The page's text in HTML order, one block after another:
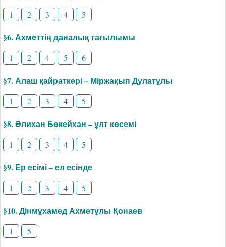
1 2 3 4 5
§6. Ахметтің даналық тағылымы
1 2 4 5 6
§7. Алаш қайраткері – Міржақып Дулатұлы
1 2 3 4 5
§8. Әлихан Бөкейхан – ұлт көсемі
1 2 3 4 5
§9. Ер есімі – ел есінде
1 2 3 4 5
§10. Дінмұхамед Ахметұлы Қонаев
1 5